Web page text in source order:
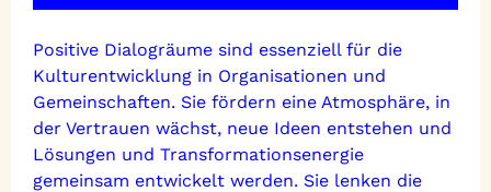
Positive Dialogräume sind essenziell für die
Kulturentwicklung in Organisationen und
Gemeinschaften. Sie fördern eine Atmosphäre, in
der Vertrauen wächst, neue Ideen entstehen und
Lösungen und Transformationsenergie
gemeinsam entwickelt werden. Sie lenken die